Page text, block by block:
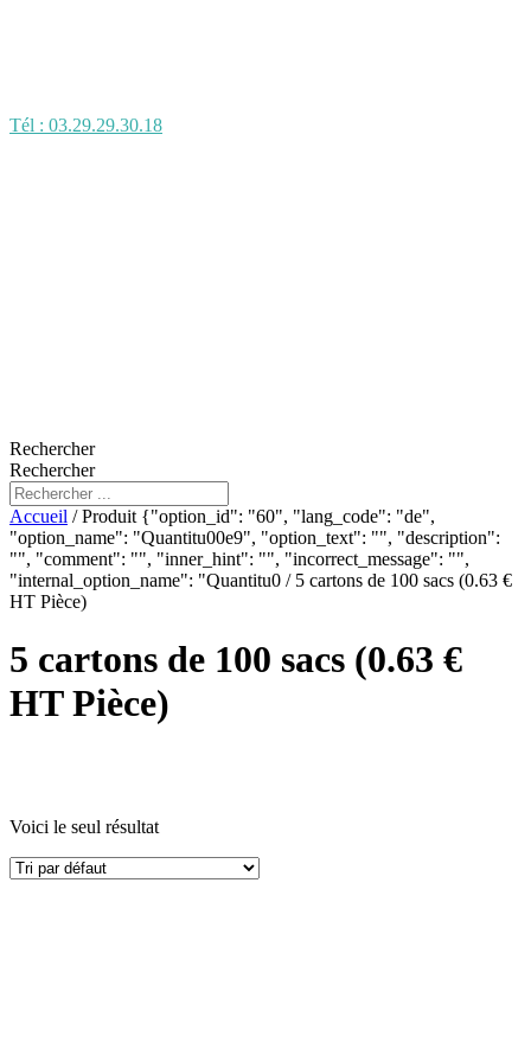
Tél : 03.29.29.30.18
Rechercher
Rechercher
Accueil / Produit {"option_id": "60", "lang_code": "de",
"option_name": "Quantitu00e9", "option_text": "", "description":
"", "comment": "", "inner_hint": "", "incorrect_message": "",
"internal_option_name": "Quantitu0 / 5 cartons de 100 sacs (0.63 €
HT Pièce)
5 cartons de 100 sacs (0.63 €
HT Pièce)
Voici le seul résultat